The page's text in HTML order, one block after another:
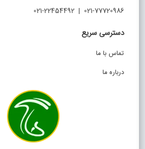
021-77720986 | 021-22454492
دسترسی سریع
تماس با ما
درباره ما